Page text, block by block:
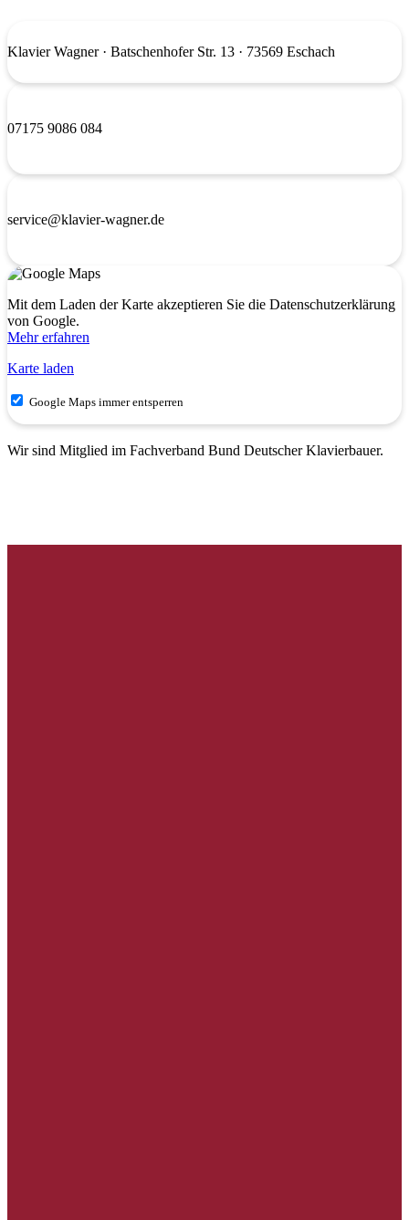
Klavier Wagner· Batschenhofer Str. 13 · 73569 Eschach
07175 9086 084
service@klavier-wagner.de
Mit dem Laden der Karte akzeptieren Sie die Datenschutzerklärung
von Google.
Mehr erfahren
Karte laden
Google Maps immer entsperren
Wir sind Mitglied im Fachverband Bund Deutscher Klavierbauer.